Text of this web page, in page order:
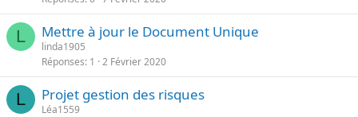
L Mettre à jour le Document Unique
linda1905
Réponses 1 2 Février 2020
L Projet gestion des risques
Léa1559